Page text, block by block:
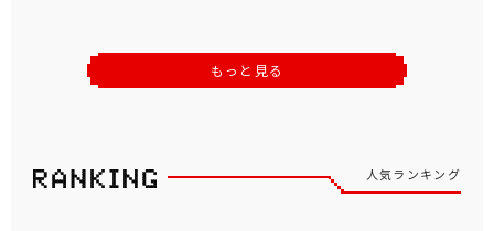
もっと見る
人気ランキング